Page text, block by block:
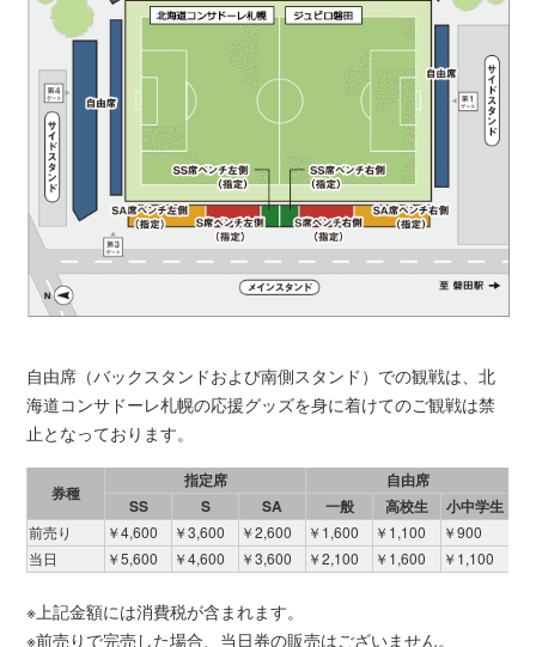
自由席（バックスタンドおよび南側スタンド）での観戦は、北
海道コンサドーレ札幌の応援グッズを身に着けてのご観戦は禁
止となっております。
券種
指定席
自由席
SS
S SA 一般 高校生 小中学生
前売り ￥4,600 ￥3,600 ￥2,600 ￥1,600 ￥1,100
￥900
当日
￥5,600 ￥4,600 ￥3,600 ￥2,100 ￥1,600 ￥1,100
※上記金額には消費税が含まれます。
※前売りで完売した場合、当日券の販売はございません。